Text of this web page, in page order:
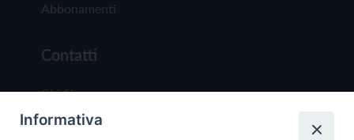
Abbonamenti
Contatti
Chi Siamo
Redazione
Informativa